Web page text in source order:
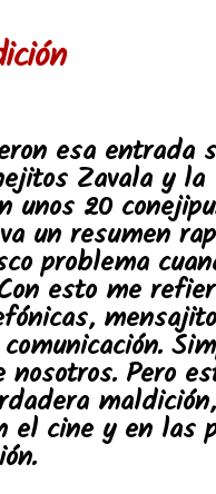
esa entrada
Zavala y la
unos 20
un resumen
problema
esto me
Pero
el cine y en las